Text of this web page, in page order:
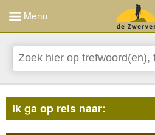
Menu
Ik ga op reis naar: